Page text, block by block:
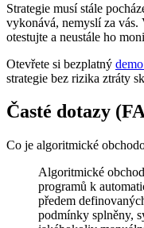
Strategie musí stále
vykonává, nemyslí za vás.
otestujte a neustále ho
Otevřete si bezplatný
strategie bez rizika ztráty
Časté dotazy
Co je algoritmické
Algoritmické
programů k
předem
podmínky splněny,